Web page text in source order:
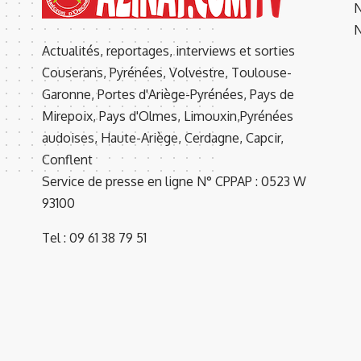
Actualités, reportages, interviews et sorties
Couserans, Pyrénées, Volvestre, Toulouse-
Garonne, Portes d'Ariège-Pyrénées, Pays de
Mirepoix, Pays d'Olmes, Limouxin,Pyrénées
audoises, Haute-Ariège, Cerdagne, Capcir,
Conflent
Service de presse en ligne N° CPPAP : 0523 W
93100
Tel : 09 61 38 79 51